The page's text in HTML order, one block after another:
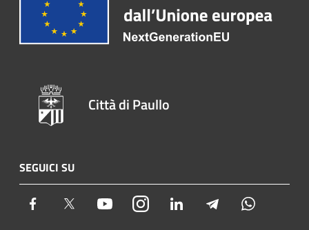
Città di Paullo
SEGUICI SU
Facebook Twitter YoutubeInstagram LinkedIn Telegram